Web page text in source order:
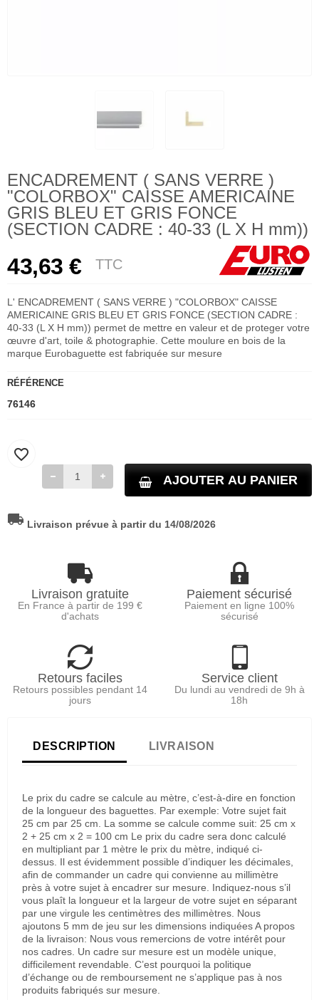
ENCADREMENT ( SANS VERRE )
"COLORBOX" CAISSE AMERICAINE
GRIS BLEU ET GRIS FONCE
(SECTION CADRE : 40-33 (L X H mm))
43,63 € TTC
L' ENCADREMENT ( SANS VERRE ) "COLORBOX" CAISSE
AMERICAINE GRIS BLEU ET GRIS FONCE (SECTION CADRE :
40-33 (L X H mm)) permet de mettre en valeur et de proteger votre
œuvre d'art, toile & photographie. Cette moulure en bois de la
marque Eurobaguette est fabriquée sur mesure
RÉFÉRENCE
76146
AJOUTER AU PANIER
favorite_border
local_shipping Livraison prévue à partir du 14/08/2026
Livraison gratuite
En France à partir de 199 €
d'achats
Paiement sécurisé
Paiement en ligne 100%
sécurisé
Retours faciles
Retours possibles pendant 14
jours
Service client
Du lundi au vendredi de 9h à
18h
DESCRIPTION LIVRAISON
Le prix du cadre se calcule au mètre, c’est-à-dire en fonction
de la longueur des baguettes. Par exemple: Votre sujet fait
25 cm par 25 cm. La somme se calcule comme suit: 25 cm x
2 + 25 cm x 2 = 100 cm Le prix du cadre sera donc calculé
en multipliant par 1 mètre le prix du mètre, indiqué ci-
dessus. Il est évidemment possible d’indiquer les décimales,
afin de commander un cadre qui convienne au millimètre
près à votre sujet à encadrer sur mesure. Indiquez-nous s’il
vous plaît la longueur et la largeur de votre sujet en séparant
par une virgule les centimètres des millimètres. Nous
ajoutons 5 mm de jeu sur les dimensions indiquées A propos
de la livraison: Nous vous remercions de votre intérêt pour
nos cadres. Un cadre sur mesure est un modèle unique,
difficilement revendable. C’est pourquoi la politique
d’échange ou de remboursement ne s’applique pas à nos
produits fabriqués sur mesure.